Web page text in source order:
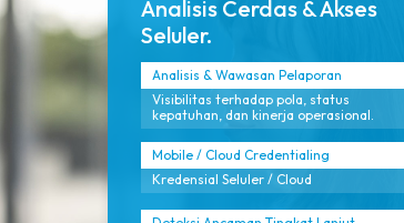
Analisis Cerdas & Akses
Seluler.
Analisis & Wawasan Pelaporan
Visibilitas terhadap pola, status
kepatuhan, dan kinerja operasional.
Mobile / Cloud Credentialing
Kredensial Seluler / Cloud